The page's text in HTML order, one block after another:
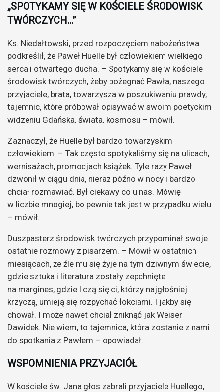
„SPOTYKAMY SIĘ W KOŚCIELE ŚRODOWISK
TWÓRCZYCH…”
Ks. Niedałtowski, przed rozpoczęciem nabożeństwa
podkreślił, że Paweł Huelle był człowiekiem wielkiego
serca i otwartego ducha. – Spotykamy się w kościele
środowisk twórczych, żeby pożegnać Pawła, naszego
przyjaciele, brata, towarzysza w poszukiwaniu prawdy,
tajemnic, które próbował opisywać w swoim poetyckim
widzeniu Gdańska, świata, kosmosu – mówił.
Zaznaczył, że Huelle był bardzo towarzyskim
człowiekiem. – Tak często spotykaliśmy się na ulicach,
wernisażach, promocjach książek. Tyle razy Paweł
dzwonił w ciągu dnia, nieraz późno w nocy i bardzo
chciał rozmawiać. Był ciekawy co u nas. Mówię
w liczbie mnogiej, bo pewnie tak jest w przypadku wielu
– mówił.
Duszpasterz środowisk twórczych przypominał swoje
ostatnie rozmowy z pisarzem. – Mówił w ostatnich
miesiącach, że źle mu się żyje na tym dziwnym świecie,
gdzie sztuka i literatura zostały zepchnięte
na margines, gdzie liczą się ci, którzy najgłośniej
krzyczą, umieją się rozpychać łokciami. I jakby się
chował. I może nawet chciał zniknąć jak Weiser
Dawidek. Nie wiem, to tajemnica, która zostanie z nami
do spotkania z Pawłem – opowiadał.
WSPOMNIENIA PRZYJACIÓŁ
W kościele św. Jana głos zabrali przyjaciele Huellego,